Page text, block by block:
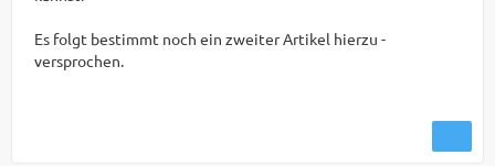
Es folgt bestimmt noch ein zweiter Artikel hierzu -
versprochen.